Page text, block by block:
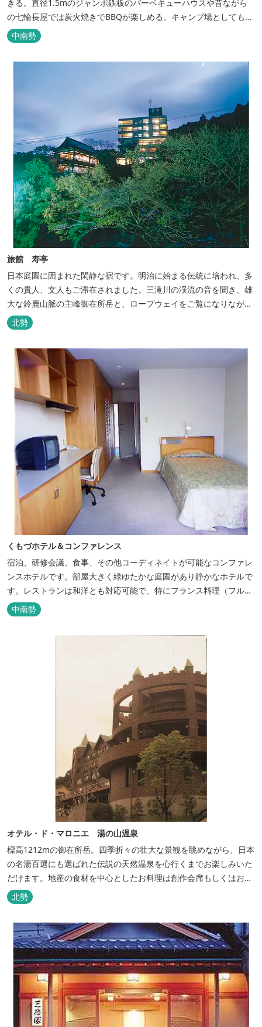
きる。直径1.5mのジャンボ鉄板のバーベキューハウスや昔ながら
の七輪長屋では炭火焼きでBBQが楽しめる。キャンプ場としても人
気で、週末は多くのキャンパーでにぎわっている。バンガローや5
タイプのテントサイトがある。展望台からは市街が一望できる。ま
た桜の時期は、多くの人々でにぎわう。 バーベキューの食材は持ち
中南勢
旅館 寿亭
日本庭園に囲まれた閑静な宿です。明治に始まる伝統に培われ、多
くの貴人、文人もご滞在されました。三滝川の渓流の音を聞き、雄
大な鈴鹿山脈の主峰御在所岳と、ロープウェイをご覧になりながら
お入りいただく露天風呂は気持ちがいいです。 また、庭園にある昭
和初期の離れの客間を改装した貸切風呂（６タイプ）はレトロクラ
シカルな雰囲気でみなさまに好評をいただいております。夕食は部
屋食の為、お子様連れやカッ...
北勢
くもづホテル＆コンファレンス
宿泊、研修会議、食事、その他コーディネイトが可能なコンファレ
ンスホテルです。部屋大きく緑ゆたかな庭園があり静かなホテルで
す。レストランは和洋とも対応可能で、特にフランス料理（フルコ
ース）が人気あり是非ご賞味ください。
中南勢
オテル・ド・マロニエ 湯の山温泉
標高1212mの御在所岳。四季折々の壮大な景観を眺めながら、日本
の名湯百選にも選ばれた伝説の天然温泉を心行くまでお楽しみいた
だけます。地産の食材を中心としたお料理は創作会席もしくはお箸
でもお楽しみいただける本格フレンチをお選びいただけ、会席・フ
レンチコースとも同じテーブルにてご賞味いただけます。また館内
していただける会員制リゾートホ...
北勢